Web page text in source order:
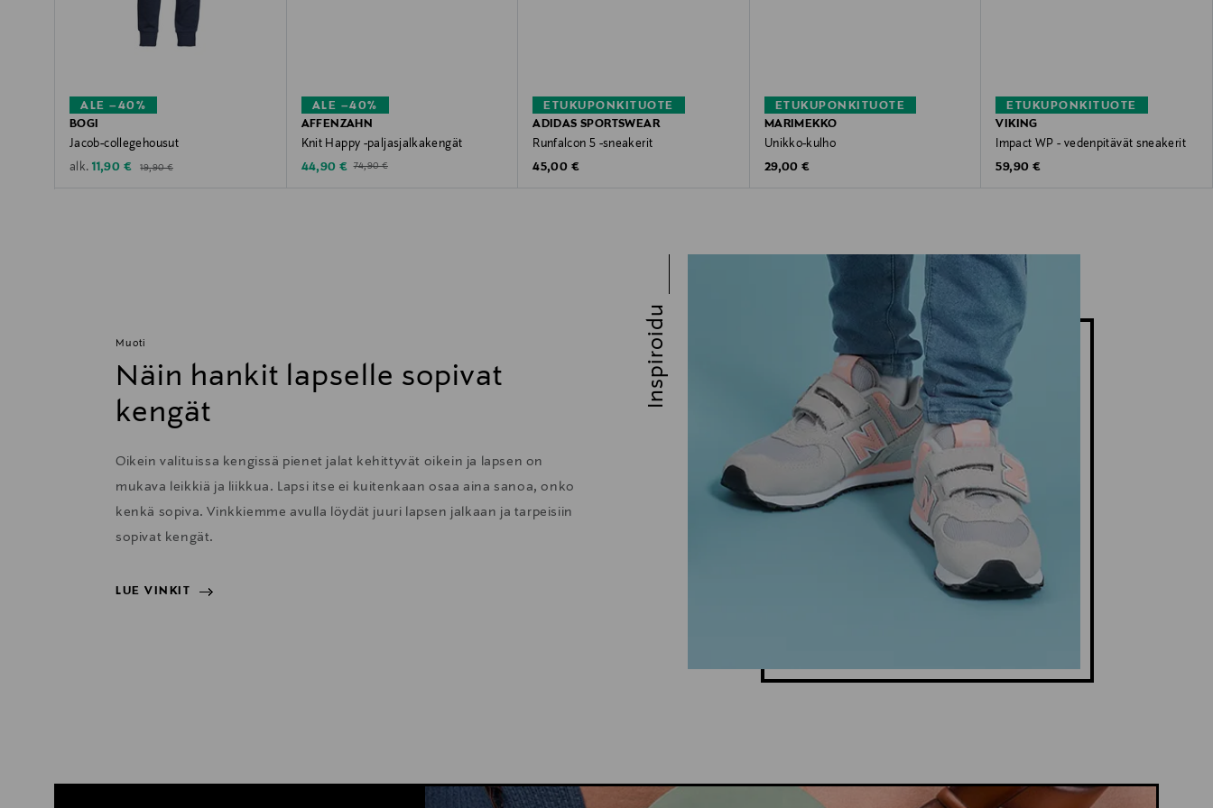
ALE –40%
BOGI
Jacob-collegehousut
alk. Discounted Price
11,90 € Original Price
19,90 €
ALE –40%
AFFENZAHN
Knit Happy -paljasjalkakengät
Discounted Price
44,90 € Original Price
74,90 €
ETUKUPONKITUOTE
ADIDAS SPORTSWEAR
Runfalcon 5 -sneakerit
Original Price
45,00 €
ETUKUPONKITUOTE
MARIMEKKO
Unikko-kulho
Original Price
29,00 €
ETUKUPONKITUOTE
VIKING
Impact WP - vedenpitävät sneakerit
Original Price
59,90 €
Muoti
Näin hankit lapselle sopivat
kengät
Oikein valituissa kengissä pienet jalat kehittyvät oikein ja lapsen on
mukava leikkiä ja liikkua. Lapsi itse ei kuitenkaan osaa aina sanoa, onko
kenkä sopiva. Vinkkiemme avulla löydät juuri lapsen jalkaan ja tarpeisiin
sopivat kengät.
LUE VINKIT
Inspiroidu